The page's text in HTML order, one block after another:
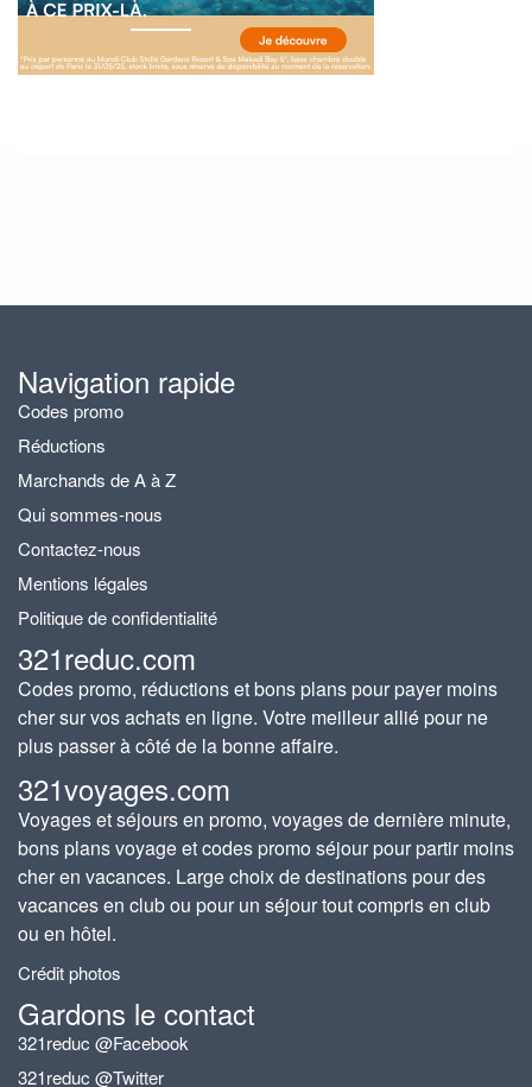
Navigation rapide
Codes promo
Réductions
Marchands de A à Z
Qui sommes-nous
Contactez-nous
Mentions légales
Politique de confidentialité
321reduc.com
Codes promo, réductions et bons plans pour payer moins
cher sur vos achats en ligne. Votre meilleur allié pour ne
plus passer à côté de la bonne affaire.
321voyages.com
Voyages et séjours en promo, voyages de dernière minute,
bons plans voyage et codes promo séjour pour partir moins
cher en vacances. Large choix de destinations pour des
vacances en club ou pour un séjour tout compris en club
ou en hôtel.
Crédit photos
Gardons le contact
321reduc @Facebook
321reduc @Twitter